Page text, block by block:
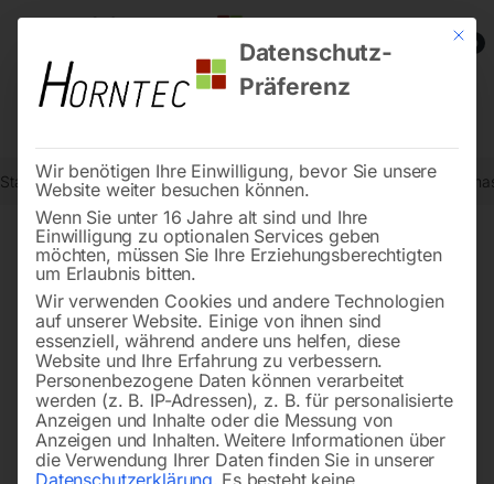
0
Start Metallbearbeitung Biegemaschinen Manuelle
Mit
Datenschutz-
Präferenz
Wir benötigen Ihre Einwilligung, bevor Sie unsere
Website weiter besuchen können.
Wenn Sie unter 16 Jahre alt sind und Ihre
Einwilligung zu optionalen Services geben
möchten, müssen Sie Ihre Erziehungsberechtigten
um Erlaubnis bitten.
Wir verwenden Cookies und andere Technologien
auf unserer Website. Einige von ihnen sind
essenziell, während andere uns helfen, diese
Website und Ihre Erfahrung zu verbessern.
Personenbezogene Daten können verarbeitet
werden (z. B. IP-Adressen), z. B. für personalisierte
Anzeigen und Inhalte oder die Messung von
Anzeigen und Inhalten. Weitere Informationen über
die Verwendung Ihrer Daten finden Sie in unserer
Datenschutzerklärung. Es besteht keine